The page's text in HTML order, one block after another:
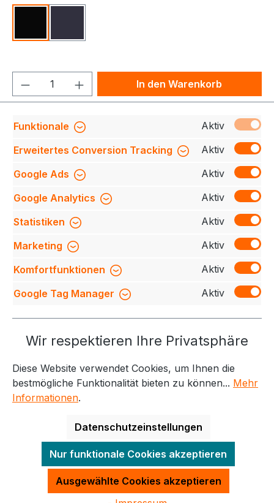
Produkt Anzahl: Gib denIn den Warenkorb
Produktnummer: 709140-0604-900-3XL
Beschreibung
Das GAME Sweatshirt ist ein
Must-Have! Hergestellt aus hochwertiger 100 %
Baumwolle bietet es Komfort und Langlebigkeit.
Mit…Mehr
Bewertungen
Service-Hotline
Weitere Themen
Informationen Kontakt
Alle Preise exkl. gesetzl. Mehrwertsteuer zzgl.
Versandkostenund ggf. Nachnahmegebühren, wenn
nicht anders angegeben.
Funktionale
Aktiv
Erweitertes Conversion Tracking
Aktiv
Google Ads
Aktiv
Google Analytics
Aktiv
Statistiken
Aktiv
Marketing
Aktiv
Komfortfunktionen
Aktiv
Google Tag Manager
Aktiv
Wir respektieren Ihre Privatsphäre
Diese Website verwendet Cookies, um Ihnen die
bestmögliche Funktionalität bieten zu können... Mehr
Informationen.
Datenschutzeinstellungen
Nur funktionale Cookies akzeptieren
Ausgewählte Cookies akzeptieren